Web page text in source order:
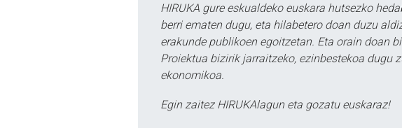
HIRUKA gure eskualdeko euskara hutsezko
berri ematen dugu, eta hilabetero doan duzu
erakunde publikoen egoitzetan. Eta orain doan
Proiektua bizirik jarraitzeko, ezinbestekoa dugu
ekonomikoa.
Egin zaitez HIRUKAlagun eta gozatu euskaraz!